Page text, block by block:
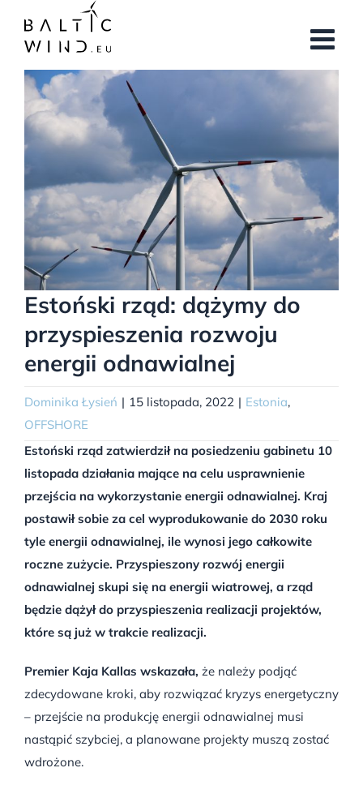
zawartości
Pokaż
większy
obrazek
Estoński rząd: dążymy do
przyspieszenia rozwoju
energii odnawialnej
Dominika Łysień | 15 listopada, 2022 | Estonia,
OFFSHORE
Estoński rząd zatwierdził na posiedzeniu gabinetu 10
listopada działania mające na celu usprawnienie
przejścia na wykorzystanie energii odnawialnej. Kraj
postawił sobie za cel wyprodukowanie do 2030 roku
tyle energii odnawialnej, ile wynosi jego całkowite
roczne zużycie. Przyspieszony rozwój energii
odnawialnej skupi się na energii wiatrowej, a rząd
będzie dążył do przyspieszenia realizacji projektów,
które są już w trakcie realizacji.
Premier Kaja Kallas wskazała, że należy podjąć
zdecydowane kroki, aby rozwiązać kryzys energetyczny
– przejście na produkcję energii odnawialnej musi
nastąpić szybciej, a planowane projekty muszą zostać
wdrożone.